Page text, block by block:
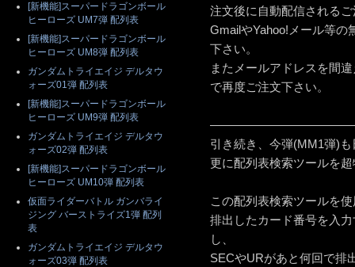
注文後に自動配信される
GmailやYahoo!メール等の
下さい。
またメールアドレスを間
で再度ご注文下さい。
引き続き、今弾(MM1弾)
更に配列表検索ツールを
この配列表検索ツールを
排出したカード番号を入
し、
SECやURがあと何回で排
[新機能]スーパードラゴンボール
ヒーローズ UM7弾 配列表
[新機能]スーパードラゴンボール
ヒーローズ UM8弾 配列表
ガンダムトライエイジ デルタウ
ォーズ01弾 配列表
[新機能]スーパードラゴンボール
ヒーローズ UM9弾 配列表
ガンダムトライエイジ デルタウ
ォーズ02弾 配列表
[新機能]スーパードラゴンボール
ヒーローズ UM10弾 配列表
仮面ライダーバトル ガンバライ
ジング バーストライズ1弾 配列
表
ガンダムトライエイジ デルタウ
ォーズ03弾 配列表